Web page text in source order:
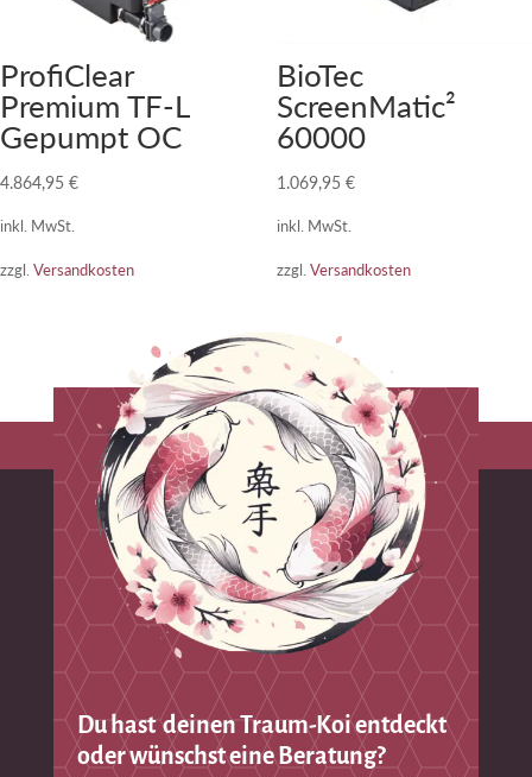
ProfiClear
Premium TF-L
Gepumpt OC
4.864,95 €
inkl. MwSt.
zzgl. Versandkosten
BioTec
ScreenMatic²
60000
1.069,95 €
inkl. MwSt.
zzgl. Versandkosten
Du hast deinen Traum-Koi entdeckt
oder wünschst eine Beratung?